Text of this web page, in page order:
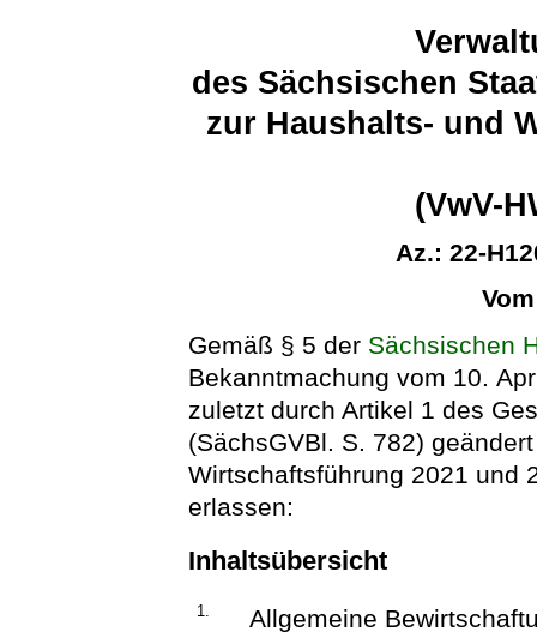
des Sächsischen
zur Haushalts- und
(VwV-
Az.: 22-
Gemäß § 5 der Sächsischen
Bekanntmachung vom 10.
zuletzt durch Artikel 1 des
(SächsGVBl. S. 782)
Wirtschaftsführung 2021 und
erlassen:
Inhaltsübersicht
1. Allgemeine